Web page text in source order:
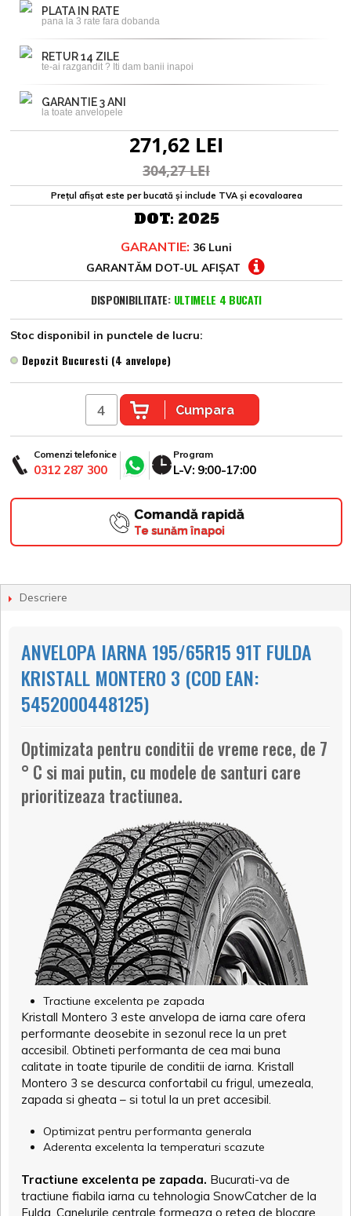
PLATA IN RATE
pana la 3 rate fara dobanda
RETUR 14 ZILE
te-ai razgandit ? Iti dam banii inapoi
GARANTIE 3 ANI
la toate anvelopele
271,62 LEI
304,27 LEI
Prețul afișat este per bucată și include TVA și ecovaloarea
DOT: 2025
GARANTIE: 36 Luni
GARANTĂM DOT-UL AFIȘAT
DISPONIBILITATE: ULTIMELE 4 BUCATI
Stoc disponibil in punctele de lucru:
Depozit Bucuresti (4 anvelope)
Cumpara
Comenzi telefonice
0312 287 300
Program
L-V: 9:00-17:00
Comandă rapidă
Te sunăm înapoi
Descriere
ANVELOPA IARNA 195/65R15 91T FULDA
KRISTALL MONTERO 3 (COD EAN:
5452000448125)
Optimizata pentru conditii de vreme rece, de 7
° C si mai putin, cu modele de santuri care
prioritizeaza tractiunea.
Kristall Montero 3 este anvelopa de iarna care ofera
performante deosebite in sezonul rece la un pret
accesibil. Obtineti performanta de cea mai buna
calitate in toate tipurile de conditii de iarna. Kristall
Montero 3 se descurca confortabil cu frigul, umezeala,
zapada si gheata – si totul la un pret accesibil.
Tractiune excelenta pe zapada
Optimizat pentru performanta generala
Aderenta excelenta la temperaturi scazute
Tractiune excelenta pe zapada. Bucurati-va de
tractiune fiabila iarna cu tehnologia SnowCatcher de la
Fulda. Canelurile centrale formeaza o retea de blocare